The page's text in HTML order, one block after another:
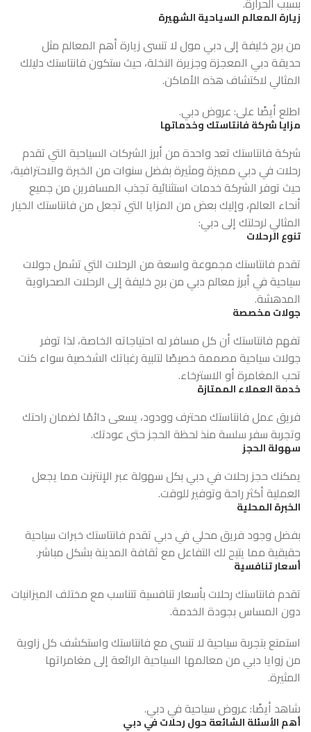
زيارة المعالم السياحية الشهيرة
من برج خليفة إلى دبي مول لا تنسى زيارة أهم المعالم مثل
حديقة دبي المعجزة وجزيرة النخلة، حيث ستكون فانتاستك دليلك
المثالي لاكتشاف هذه الأماكن.
اطلع أيضًا على:عروض دبي.
مزايا شركة فانتاستك وخدماتها
شركة فانتاستكتعد واحدة من أبرز الشركات السياحية التي تقدم
رحلات في دبي مميزة ومثيرة بفضل سنوات من الخبرة والاحترافية،
حيث توفر الشركة خدمات استثنائية تجذب المسافرين من جميع
أنحاء العالم، وإليك بعض من المزايا التي تجعل من فانتاستك الخيار
المثالي لرحلتك إلى دبي:
تنوع الرحلات
تقدم فانتاستك مجموعة واسعة من الرحلات التي تشمل جولات
سياحية في أبرز معالم دبي من برج خليفة إلى الرحلات الصحراوية
المدهشة.
جولات مخصصة
تفهم فانتاستك أن كل مسافر له احتياجاته الخاصة، لذا توفر
جولات سياحية مصممة خصيصًا لتلبية رغباتك الشخصية سواء كنت
تحب المغامرة أو الاسترخاء.
خدمة العملاء الممتازة
فريق عمل فانتاستك محترف وودود، يسعى دائمًا لضمان راحتك
وتجربة سفر سلسة منذ لحظة الحجز حتى عودتك.
سهولة الحجز
يمكنك حجز رحلات في دبي بكل سهولة عبر الإنترنت مما يجعل
العملية أكثر راحة وتوفير للوقت.
الخبرة المحلية
بفضل وجود فريق محلي في دبي تقدم فانتاستك خبرات سياحية
حقيقية مما يتيح لك التفاعل مع ثقافة المدينة بشكل مباشر.
أسعار تنافسية
تقدم فانتاستك رحلات بأسعار تنافسية تتناسب مع مختلف الميزانيات
دون المساس بجودة الخدمة.
استمتع بتجربة سياحية لا تنسى مع فانتاستك واستكشف كل زاوية
من زوايا دبي من معالمها السياحية الرائعة إلى مغامراتها
المثيرة.
شاهد أيضًا:عروض سياحية في دبي.
أهم الأسئلة الشائعة حول رحلات في دبي